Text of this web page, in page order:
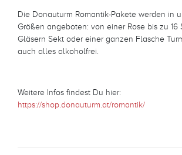
Die Donauturm Romantik-Pakete werden in
Größen angeboten: von einer Rose bis zu 16
Gläsern Sekt oder einer ganzen Flasche
auch alles alkoholfrei.
Weitere Infos findest Du hier:
https://shop.donauturm.at/romantik/